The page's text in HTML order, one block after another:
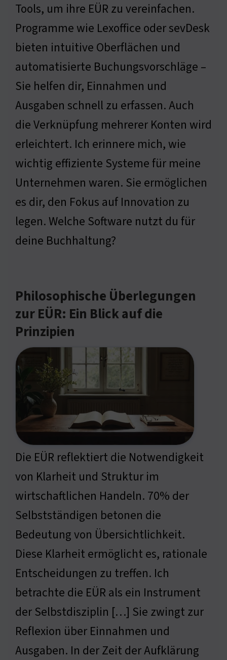
Tools, um ihre EÜR zu vereinfachen.
Programme wie Lexoffice oder sevDesk
bieten intuitive Oberflächen und
automatisierte Buchungsvorschläge –
Sie helfen dir, Einnahmen und
Ausgaben schnell zu erfassen. Auch
die Verknüpfung mehrerer Konten wird
erleichtert. Ich erinnere mich, wie
wichtig effiziente Systeme für meine
Unternehmen waren. Sie ermöglichen
es dir, den Fokus auf Innovation zu
legen. Welche Software nutzt du für
deine Buchhaltung?
Philosophische Überlegungen
zur EÜR: Ein Blick auf die
Prinzipien
Die EÜR reflektiert die Notwendigkeit
von Klarheit und Struktur im
wirtschaftlichen Handeln. 70% der
Selbstständigen betonen die
Bedeutung von Übersichtlichkeit.
Diese Klarheit ermöglicht es, rationale
Entscheidungen zu treffen. Ich
betrachte die EÜR als ein Instrument
der Selbstdisziplin […] Sie zwingt zur
Reflexion über Einnahmen und
Ausgaben. In der Zeit der Aufklärung